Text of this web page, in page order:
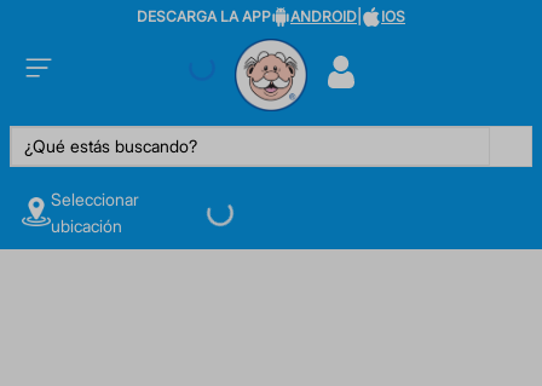
DESCARGA LA APP ANDROID IOS
¿Qué estás buscando?
Seleccionar
ubicación